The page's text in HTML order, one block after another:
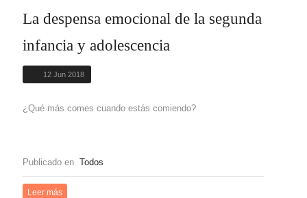
La despensa emocional de la segunda
infancia y adolescencia
12 Jun 2018
¿Qué más comes cuando estás comiendo?
Publicado en Todos
Leer más